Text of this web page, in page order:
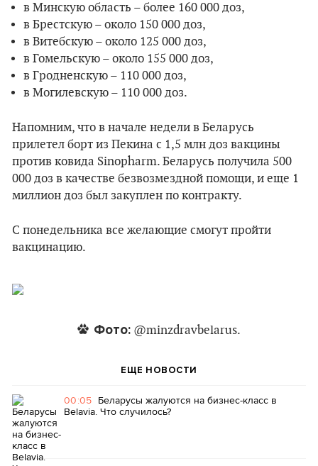
в Минскую область – более 160 000 доз,
в Брестскую – около 150 000 доз,
в Витебскую – около 125 000 доз,
в Гомельскую – около 155 000 доз,
в Гродненскую – 110 000 доз,
в Могилевскую – 110 000 доз.
Напомним, что в начале недели в Беларусь
прилетел борт из Пекина с 1,5 млн доз вакцины
против ковида Sinopharm. Беларусь получила 500
000 доз в качестве безвозмездной помощи, и еще 1
миллион доз был закуплен по контракту.
С понедельника все желающие смогут пройти
вакцинацию.
Фото: @minzdravbelarus.
ЕЩЕ НОВОСТИ
00:05 Беларусы жалуются на бизнес-класс в
Belavia. Что случилось?